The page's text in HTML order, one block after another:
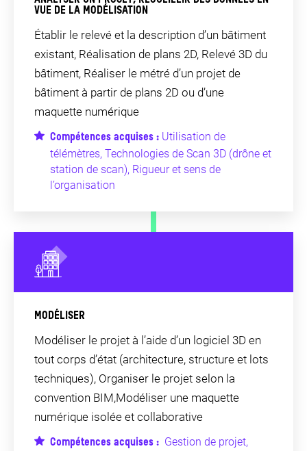
VUE DE LA MODÉLISATION
Établir le relevé et la description d’un bâtiment
existant, Réalisation de plans 2D, Relevé 3D du
bâtiment, Réaliser le métré d’un projet de
bâtiment à partir de plans 2D ou d’une
maquette numérique
Compétences acquises : Utilisation de
télémètres, Technologies de Scan 3D (drône et
station de scan), Rigueur et sens de
l’organisation
MODÉLISER
Modéliser le projet à l’aide d’un logiciel 3D en
tout corps d’état (architecture, structure et lots
techniques), Organiser le projet selon la
convention BIM,Modéliser une maquette
numérique isolée et collaborative
Compétences acquises : Gestion de projet,